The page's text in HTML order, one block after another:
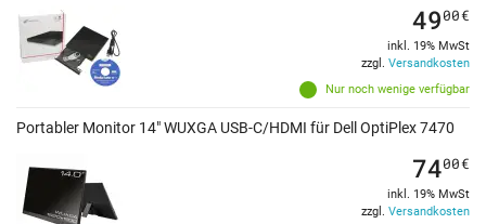
Nur noch wenige verfügbar
4900€
inkl. 19% MwSt
zzgl. Versandkosten
Portabler Monitor 14" WUXGA USB-C/HDMI für Dell OptiPlex 7470
7400€
inkl. 19% MwSt
zzgl. Versandkosten